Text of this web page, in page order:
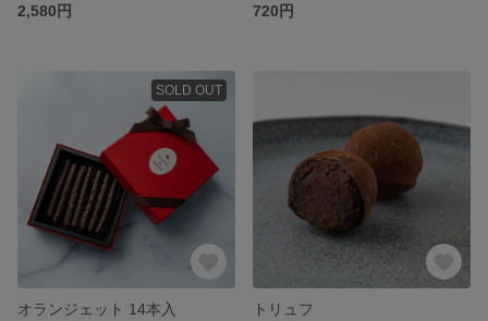
2,580円
720円
SOLD OUT
オランジェット 14本入
トリュフ